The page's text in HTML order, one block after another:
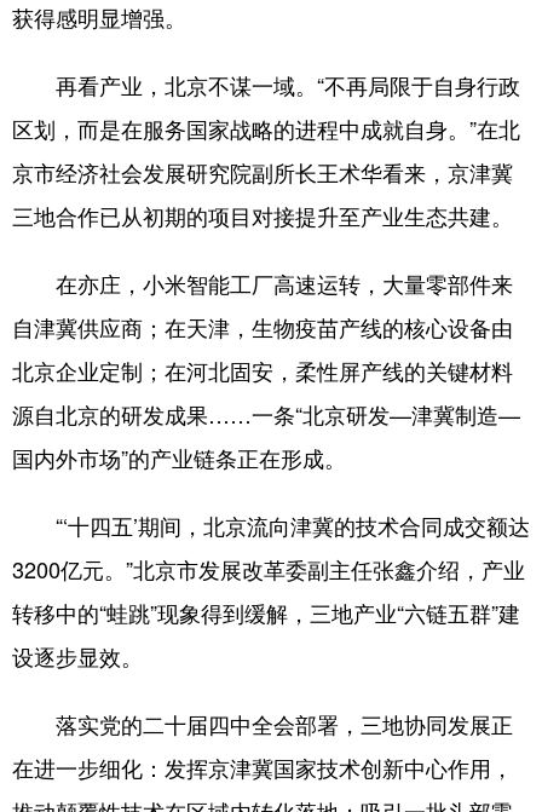
获得感明显增强。
再看产业，北京不谋一域。“不再局限于自身行政
区划，而是在服务国家战略的进程中成就自身。”在北
京市经济社会发展研究院副所长王术华看来，京津冀
三地合作已从初期的项目对接提升至产业生态共建。
在亦庄，小米智能工厂高速运转，大量零部件来
自津冀供应商；在天津，生物疫苗产线的核心设备由
北京企业定制；在河北固安，柔性屏产线的关键材料
源自北京的研发成果……一条“北京研发—津冀制造—
国内外市场”的产业链条正在形成。
“‘十四五’期间，北京流向津冀的技术合同成交额达
3200亿元。”北京市发展改革委副主任张鑫介绍，产业
转移中的“蛙跳”现象得到缓解，三地产业“六链五群”建
设逐步显效。
落实党的二十届四中全会部署，三地协同发展正
在进一步细化：发挥京津冀国家技术创新中心作用，